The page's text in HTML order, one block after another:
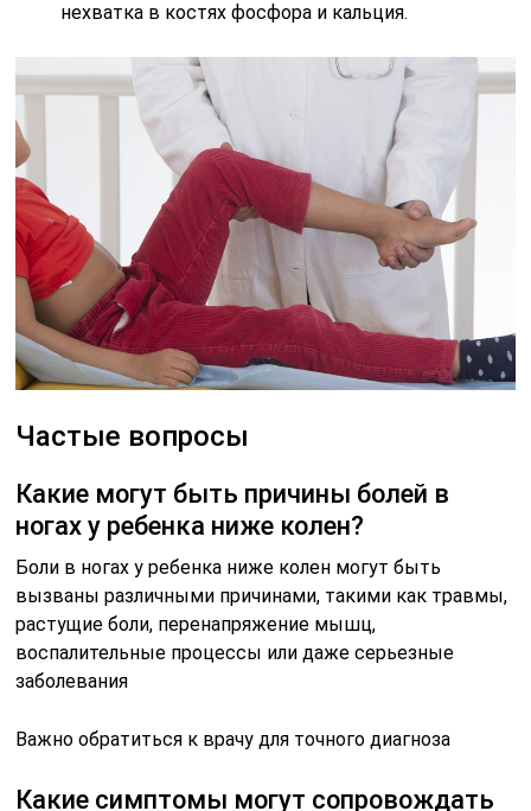
нехватка в костях фосфора и кальция.
Частые вопросы
Какие могут быть причины болей в
ногах у ребенка ниже колен?
Боли в ногах у ребенка ниже колен могут быть
вызваны различными причинами, такими как травмы,
растущие боли, перенапряжение мышц,
воспалительные процессы или даже серьезные
заболевания
Важно обратиться к врачу для точного диагноза
Какие симптомы могут сопровождать